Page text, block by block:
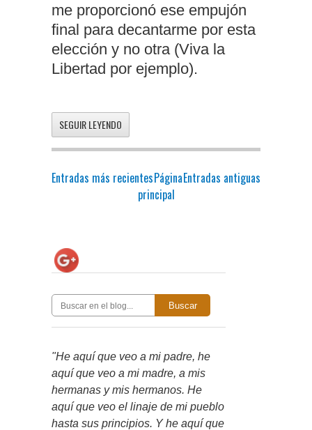
me proporcionó ese empujón
final para decantarme por esta
elección y no otra (Viva la
Libertad por ejemplo).
SEGUIR LEYENDO
Entradas más recientes Entradas antiguas
Página
principal
Buscar
"He aquí que veo a mi padre, he
aquí que veo a mi madre, a mis
hermanas y mis hermanos. He
aquí que veo el linaje de mi pueblo
hasta sus principios. Y he aquí que